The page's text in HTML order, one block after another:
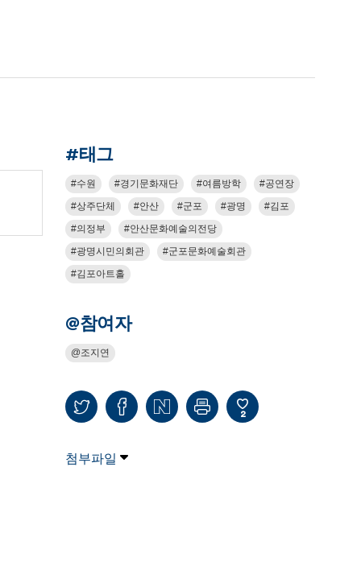
#태그
수원 경기문화재단 여름방학
공연장
상주단체
안산 군포 광명
김포
의정부
안산문화예술의전당
광명시민의회관
군포문화예술회관
김포아트홀
@참여자
조지연
2
첨부파일